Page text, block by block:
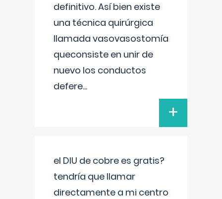
definitivo. Así bien existe
una técnica quirúrgica
llamada vasovasostomía
queconsiste en unir de
nuevo los conductos
defere...
+
el DIU de cobre es gratis?
tendría que llamar
directamente a mi centro